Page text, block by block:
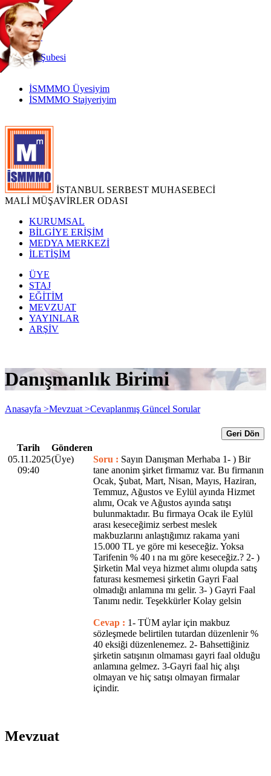
TR
|
EN
İnternetŞubesi
İSMMMO Üyesiyim
İSMMMO Stajyeriyim
İSTANBUL SERBEST MUHASEBECİ
MALİ MÜŞAVİRLER ODASI
KURUMSAL
BİLGİYE ERİŞİM
MEDYA MERKEZİ
İLETİŞİM
ÜYE
STAJ
EĞİTİM
MEVZUAT
YAYINLAR
ARŞİV
Danışmanlık Birimi
Anasayfa >Mevzuat >Cevaplanmış Güncel Sorular
Geri Dön
Tarih
Gönderen
05.11.2025
09:40
(Üye) Soru : Sayın Danışman Merhaba 1- ) Bir
tane anonim şirket firmamız var. Bu firmanın
Ocak, Şubat, Mart, Nisan, Mayıs, Haziran,
Temmuz, Ağustos ve Eylül ayında Hizmet
alımı, Ocak ve Ağustos ayında satışı
bulunmaktadır. Bu firmaya Ocak ile Eylül
arası keseceğimiz serbest meslek
makbuzlarını anlaştığımız rakama yani
15.000 TL ye göre mi keseceğiz. Yoksa
Tarifenin % 40 ı na mı göre keseceğiz.? 2- )
Şirketin Mal veya hizmet alımı olupda satış
faturası kesmemesi şirketin Gayri Faal
olmadığı anlamına mı gelir. 3- ) Gayri Faal
Tanımı nedir. Teşekkürler Kolay gelsin
Cevap : 1- TÜM aylar için makbuz
sözleşmede belirtilen tutardan düzenlenir %
40 eksiği düzenlenemez. 2- Bahsettiğiniz
şirketin satışının olmaması gayri faal olduğu
anlamına gelmez. 3-Gayri faal hiç alışı
olmayan ve hiç satışı olmayan firmalar
içindir.
Mevzuat